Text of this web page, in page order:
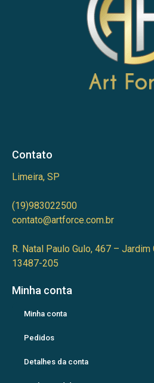
Contato
Limeira, SP
(19)983022500
contato@artforce.com.br
R. Natal Paulo Gulo, 467 – Jardim
13487-205
Minha conta
Minha conta
Pedidos
Detalhes da conta